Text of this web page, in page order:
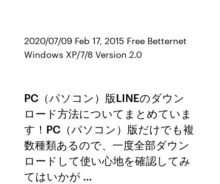
2020/07/09 Feb 17, 2015 Free Betternet
Windows XP/7/8 Version 2.0
PC（パソコン）版LINEのダウン
ロード方法についてまとめていま
す！PC（パソコン）版だけでも複
数種類あるので、一度全部ダウン
ロードして使い心地を確認してみ
てはいかが …